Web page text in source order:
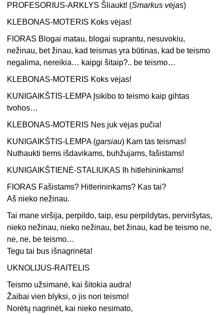
PROFESORIUS-ARKLYS Šliaukt! (Smarkus vėjas)
KLEBONAS-MOTERIS Koks vėjas!
FIORAS Blogai matau, blogai suprantu, nesuvokiu,
nežinau, bet žinau, kad teismas yra būtinas, kad be teismo
negalima, nereikia… kaipgi šitaip?.. be teismo…
KLEBONAS-MOTERIS Koks vėjas!
KUNIGAIKŠTIS-LEMPA Įsikibo to teismo kaip gihtas
tvohos…
KLEBONAS-MOTERIS Nes juk vėjas pučia!
KUNIGAIKŠTIS-LEMPA (garsiau) Kam tas teismas!
Nuthaukti tiems išdavikams, buhžujams, fašistams!
KUNIGAIKŠTIENĖ-STALIUKAS Ih hitlehininkams!
FIORAS Fašistams? Hitlerininkams? Kas tai?
Aš nieko nežinau.
Tai mane viršija, perpildo, taip, esu perpildytas, perviršytas,
nieko nežinau, nieko nežinau, bet žinau, kad be teismo ne,
ne, ne, be teismo…
Tegu tai bus išnagrinėta!
UKNOLIJUS-RAITELIS
Teismo užsimanė, kai šitokia audra!
Žaibai vien blyksi, o jis nori teismo!
Norėtų nagrinėt, kai nieko nesimato,